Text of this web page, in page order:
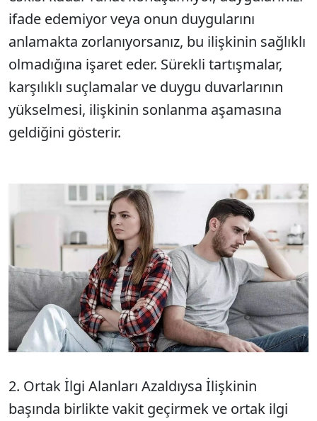
ifade edemiyor veya onun duygularını
anlamakta zorlanıyorsanız, bu ilişkinin sağlıklı
olmadığına işaret eder. Sürekli tartışmalar,
karşılıklı suçlamalar ve duygu duvarlarının
yükselmesi, ilişkinin sonlanma aşamasına
geldiğini gösterir.
2. Ortak İlgi Alanları Azaldıysa İlişkinin
başında birlikte vakit geçirmek ve ortak ilgi